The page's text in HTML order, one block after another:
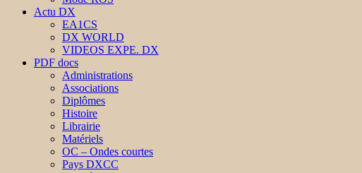
Actu DX
EA1CS
DX WORLD
VIDEOS EXPE. DX
PDF docs
Administrations
Associations
Diplômes
Histoire
Librairie
Matériels
OC – Ondes courtes
Pays DXCC